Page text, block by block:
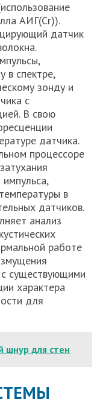
АИГ(Cr)).
датчик
в спектре,
зонду и
с
В свою
датчика.
процессоре
в
датчиков.
анализ
работе
с существующими
характера
для
шнур для стен